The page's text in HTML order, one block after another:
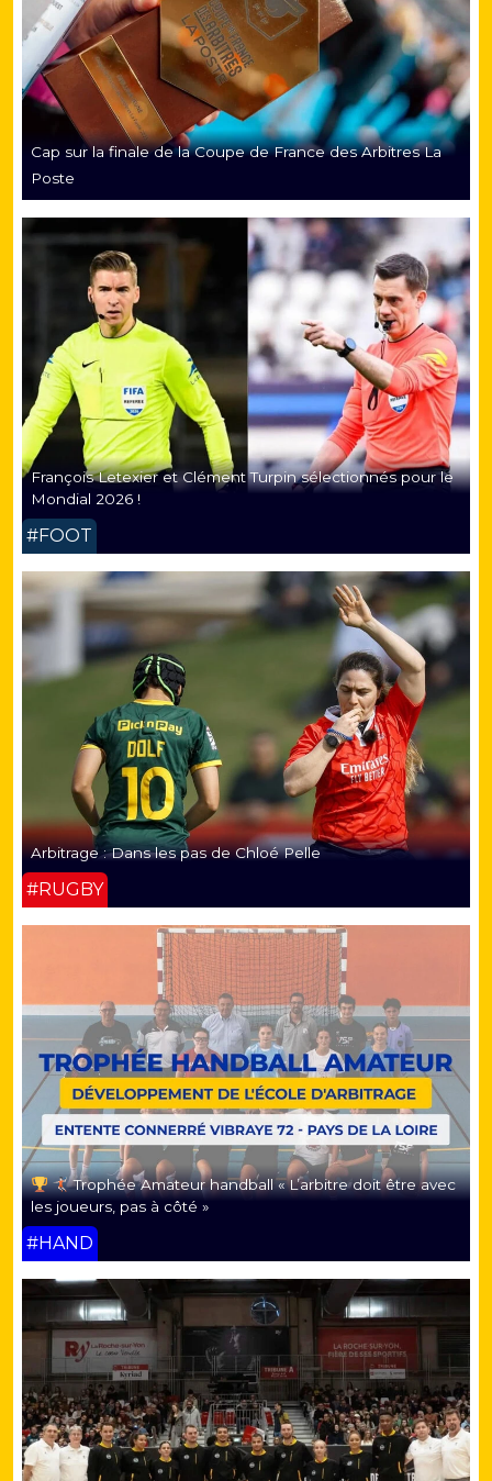
Cap sur la finale de la Coupe de France des Arbitres La
Poste
François Letexier et Clément Turpin sélectionnés pour le
Mondial 2026 !
#FOOT
Arbitrage : Dans les pas de Chloé Pelle
#RUGBY
Trophée Amateur handball « L’arbitre doit être avec
les joueurs, pas à côté »
#HAND